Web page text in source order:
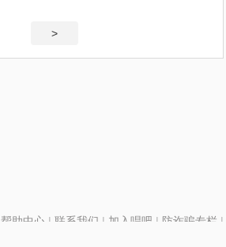
>
帮助中心 | 联系我们 | 加入唱吧 | 防诈骗专栏 |